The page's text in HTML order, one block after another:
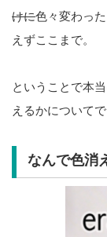
けに色々変わっ
えずここまで。
ということで本
えるかについてで
なんで色消